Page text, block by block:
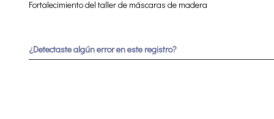
Fortalecimiento del taller de máscaras de madera
¿Detectaste algún error en este registro?